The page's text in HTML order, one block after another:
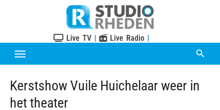
Live TV | Live Radio |
Kerstshow Vuile Huichelaar weer in
het theater